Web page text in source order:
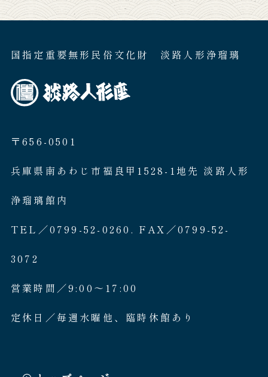
国指定重要無形民俗文化財 淡路人形浄瑠璃
〒656-0501
兵庫県南あわじ市福良甲1528-1地先 淡路人形
浄瑠璃館内
TEL／0799-52-0260. FAX／0799-52-
3072
営業時間／9:00〜17:00
定休日／毎週水曜他、臨時休館あり